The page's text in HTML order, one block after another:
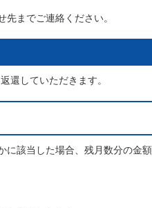
までご連絡ください。
還していただきます。
該当した場合、残月数分の金